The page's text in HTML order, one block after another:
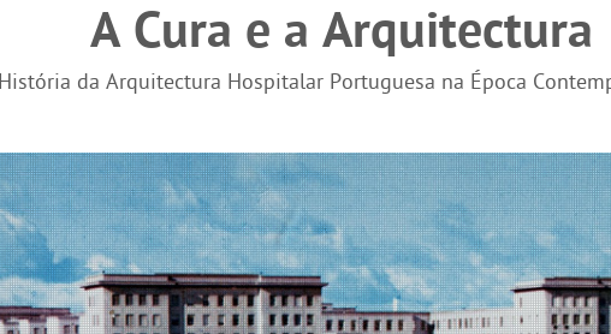
A Cura e a Arquitectura
História da Arquitectura Hospitalar Portuguesa na Época